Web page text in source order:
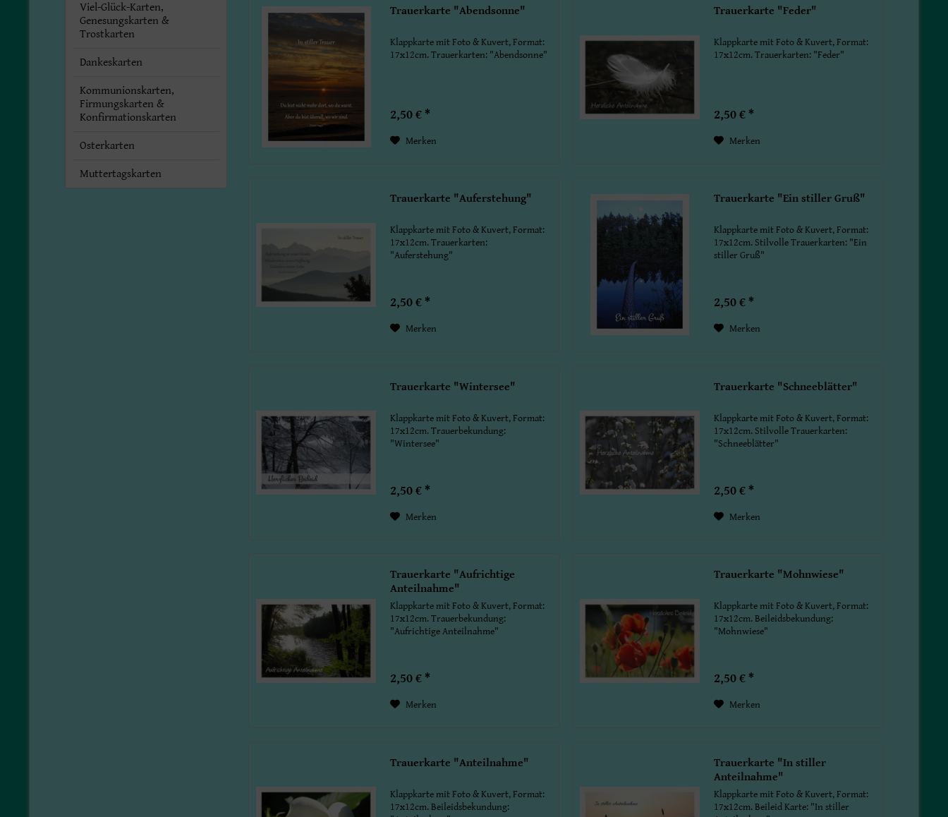
Viel-Glück-Karten,
Genesungskarten &
Trostkarten
Dankeskarten
Kommunionskarten,
Firmungskarten &
Konfirmationskarten
Osterkarten
Muttertagskarten
Trauerkarte "Abendsonne"
Klappkarte mit Foto & Kuvert, Format:
17x12cm. Trauerkarten: "Abendsonne"
2,50 € *
Merken
Trauerkarte "Feder"
Klappkarte mit Foto & Kuvert, Format:
17x12cm. Trauerkarten: "Feder"
2,50 € *
Merken
Trauerkarte "Auferstehung"
Klappkarte mit Foto & Kuvert, Format:
17x12cm. Trauerkarten:
"Auferstehung"
2,50 € *
Merken
Trauerkarte "Ein stiller Gruß"
Klappkarte mit Foto & Kuvert, Format:
17x12cm. Stilvolle Trauerkarten: "Ein
stiller Gruß"
2,50 € *
Merken
Trauerkarte "Wintersee"
Klappkarte mit Foto & Kuvert, Format:
17x12cm. Trauerbekundung:
"Wintersee"
2,50 € *
Merken
Trauerkarte "Schneeblätter"
Klappkarte mit Foto & Kuvert, Format:
17x12cm. Stilvolle Trauerkarten:
"Schneeblätter"
2,50 € *
Merken
Trauerkarte "Aufrichtige
Anteilnahme"
Klappkarte mit Foto & Kuvert, Format:
17x12cm. Trauerbekundung:
"Aufrichtige Anteilnahme"
2,50 € *
Merken
Trauerkarte "Mohnwiese"
Klappkarte mit Foto & Kuvert, Format:
17x12cm. Beileidsbekundung:
"Mohnwiese"
2,50 € *
Merken
Trauerkarte "Anteilnahme"
Klappkarte mit Foto & Kuvert, Format:
17x12cm. Beileidsbekundung:
Trauerkarte "In stiller
Anteilnahme"
Klappkarte mit Foto & Kuvert, Format:
17x12cm. Beileid Karte: "In stiller